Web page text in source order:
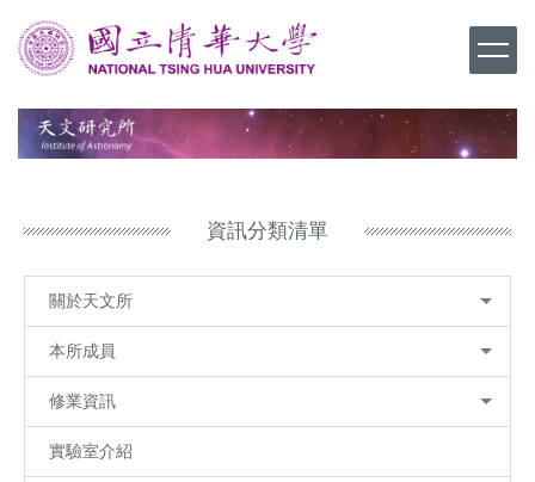
到
主
容
資訊分類清單
關於天文所
本所成員
修業資訊
實驗室介紹